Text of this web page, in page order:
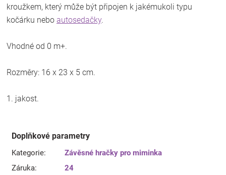
kroužkem, který může být připojen k jakémukoli typu
kočárku nebo autosedačky.
Vhodné od 0 m+.
Rozměry: 16 x 23 x 5 cm.
1. jakost.
Doplňkové parametry
Kategorie:
Závěsné hračky pro miminka
Záruka:
24